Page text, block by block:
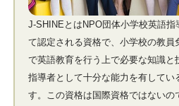
J-SHINEとはNPO団体小学校英語指
て認定される資格で、小学校の教員
で英語教育を行う上で必要な知識
指導者として十分な能力を有してい
す。この資格は国際資格ではないの